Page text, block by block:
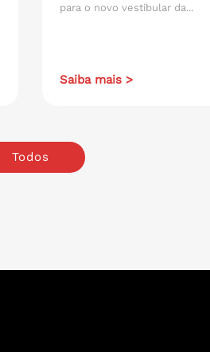
para o novo vestibular da...
Saiba mais >
Todos